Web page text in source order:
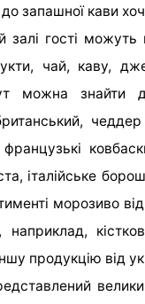
запашної кави
залі гості
чай, каву,
можна знайти
італійське
морозиво
наприклад,
продукцію від